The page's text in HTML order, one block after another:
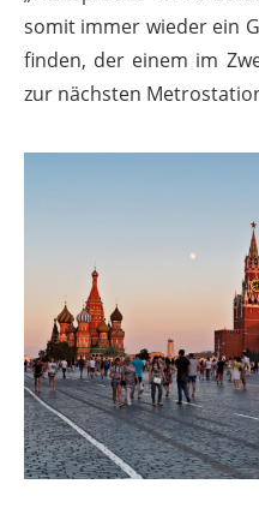
somit immer wieder ein
finden, der einem im
zur nächsten